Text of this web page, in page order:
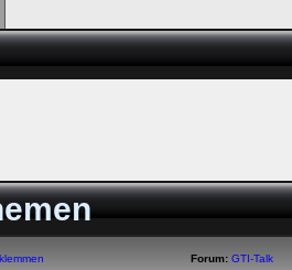
Forum: GTI-Talk